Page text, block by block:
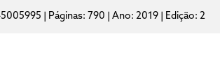
| Páginas: 790 | Ano: 2019 | Edição: 2